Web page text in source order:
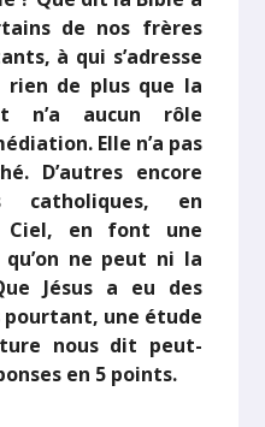
de nos frères
à qui s’adresse
rien de plus que la
n’a aucun rôle
Elle n’a pas
D’autres encore
en
Ciel, en font une
ne peut ni la
Jésus a eu des
une étude
nous dit peut-
en 5 points.